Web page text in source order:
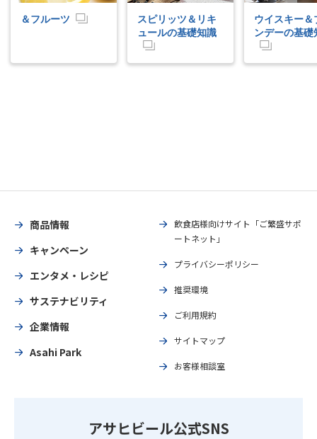
＆フルーツ
スピリッツ＆リキ
ュールの基礎知識
ウイスキー＆
ンデーの基礎
商品情報
キャンペーン
エンタメ・レシピ
サステナビリティ
企業情報
Asahi Park
飲食店様向けサイト「ご繁盛サポ
ートネット」
プライバシーポリシー
推奨環境
ご利用規約
サイトマップ
お客様相談室
アサヒビール公式SNS